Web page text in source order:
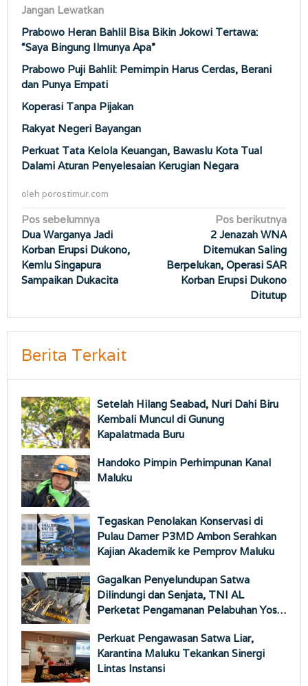
Jangan Lewatkan
Prabowo Heran Bahlil Bisa Bikin Jokowi Tertawa:
“Saya Bingung Ilmunya Apa”
Prabowo Puji Bahlil: Pemimpin Harus Cerdas, Berani
dan Punya Empati
Koperasi Tanpa Pijakan
Rakyat Negeri Bayangan
Perkuat Tata Kelola Keuangan, Bawaslu Kota Tual
Dalami Aturan Penyelesaian Kerugian Negara
oleh porostimur.com
Navigasi
pos
Pos sebelumnya
Dua Warganya Jadi
Korban Erupsi Dukono,
Kemlu Singapura
Sampaikan Dukacita
Pos berikutnya
2 Jenazah WNA
Ditemukan Saling
Berpelukan, Operasi SAR
Korban Erupsi Dukono
Ditutup
Berita Terkait
Setelah Hilang Seabad, Nuri Dahi Biru
Kembali Muncul di Gunung
Kapalatmada Buru
Handoko Pimpin Perhimpunan Kanal
Maluku
Tegaskan Penolakan Konservasi di
Pulau Damer P3MD Ambon Serahkan
Kajian Akademik ke Pemprov Maluku
Gagalkan Penyelundupan Satwa
Dilindungi dan Senjata, TNI AL
Perketat Pengamanan Pelabuhan Yos
Perkuat Pengawasan Satwa Liar,
Karantina Maluku Tekankan Sinergi
Lintas Instansi